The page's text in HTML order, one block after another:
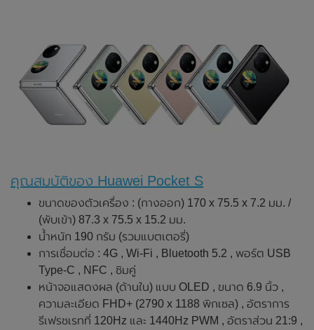
คุณสมบัติของ Huawei Pocket S
ขนาดของตัวเครื่อง : (กางออก) 170 x 75.5 x 7.2 มม. /
(พับเข้า) 87.3 x 75.5 x 15.2 มม.
น้ำหนัก 190 กรัม (รวมแบตเตอรี่)
การเชื่อมต่อ : 4G , Wi-Fi , Bluetooth 5.2 , พอร์ต USB
Type-C , NFC , ซิมคู่
หน้าจอแสดงผล (ด้านใน) แบบ OLED , ขนาด 6.9 นิ้ว ,
ความละเอียด FHD+ (2790 x 1188 พิกเซล) , อัตราการ
รีเฟรชเรทที่ 120Hz และ 1440Hz PWM , อัตราส่วน 21:9 ,